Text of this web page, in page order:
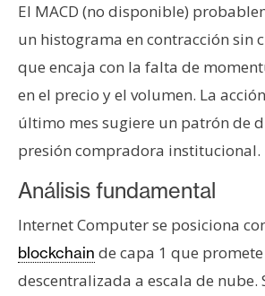
El MACD (no disponible)
un histograma en contracción sin
que encaja con la falta de
en el precio y el volumen. La
último mes sugiere un patrón de
presión compradora institucional.
Análisis fundamental
Internet Computer se posiciona
blockchain de capa 1 que
descentralizada a escala de nube.